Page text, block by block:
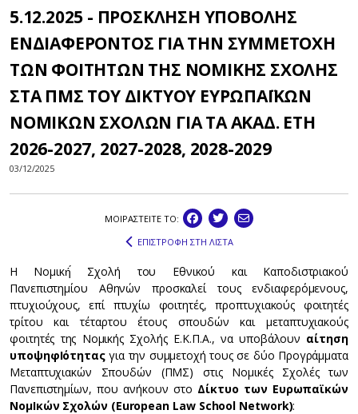
5.12.2025 - ΠΡΟΣΚΛΗΣΗ ΥΠΟΒΟΛΗΣ
ΕΝΔΙΑΦΕΡΟΝΤΟΣ ΓΙΑ ΤΗΝ ΣΥΜΜΕΤΟΧΗ
ΤΩΝ ΦΟΙΤΗΤΩΝ ΤΗΣ ΝΟΜΙΚΗΣ ΣΧΟΛΗΣ
ΣΤΑ ΠΜΣ ΤΟΥ ΔΙΚΤΥΟΥ ΕΥΡΩΠΑΪΚΩΝ
ΝΟΜΙΚΩΝ ΣΧΟΛΩΝ ΓΙΑ ΤΑ ΑΚΑΔ. ΕΤΗ
2026-2027, 2027-2028, 2028-2029
03/12/2025
ΜΟΙΡΑΣΤEIΤΕ ΤΟ:
ΕΠΙΣΤΡΟΦΗ ΣΤΗ ΛΙΣΤΑ
Η Νομική́ Σχολή του Εθνικού και Καποδιστριακού
Πανεπιστημίου Αθηνών προσκαλεί τους ενδιαφερόμενους,
πτυχιούχους, επί πτυχίω φοιτητές, προπτυχιακούς φοιτητές
τρίτου και τέταρτου έτους σπουδών και μεταπτυχιακούς
φοιτητές της Νομικής Σχολής Ε.Κ.Π.Α., να υποβάλουν αίτηση
υποψηφΙότηταςγια την συμμετοχή τους σε δύο Προγράμματα
Μεταπτυχιακών Σπουδών (ΠΜΣ) στις Νομικές Σχολές των
Πανεπιστημίων, που ανήκουν στο Δίκτυο των Ευρωπαϊκών
ΝομΙκών Σχολών (European Law School Network):